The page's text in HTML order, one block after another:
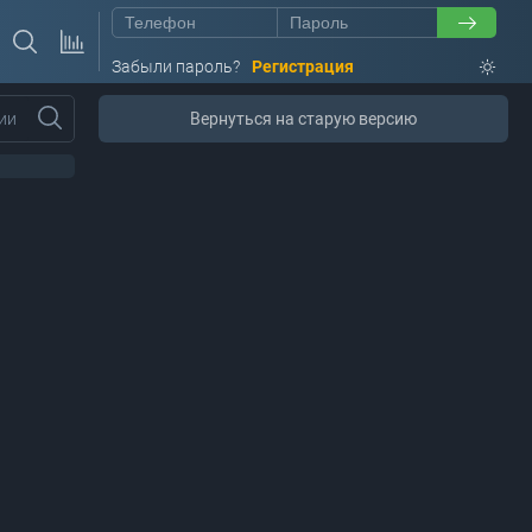
Забыли пароль? Регистрация
Вернуться на старую версию